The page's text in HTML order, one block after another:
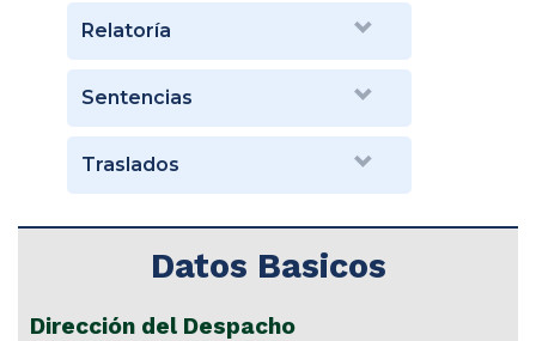
Relatoría
Sentencias
Traslados
Datos Basicos
Dirección del Despacho